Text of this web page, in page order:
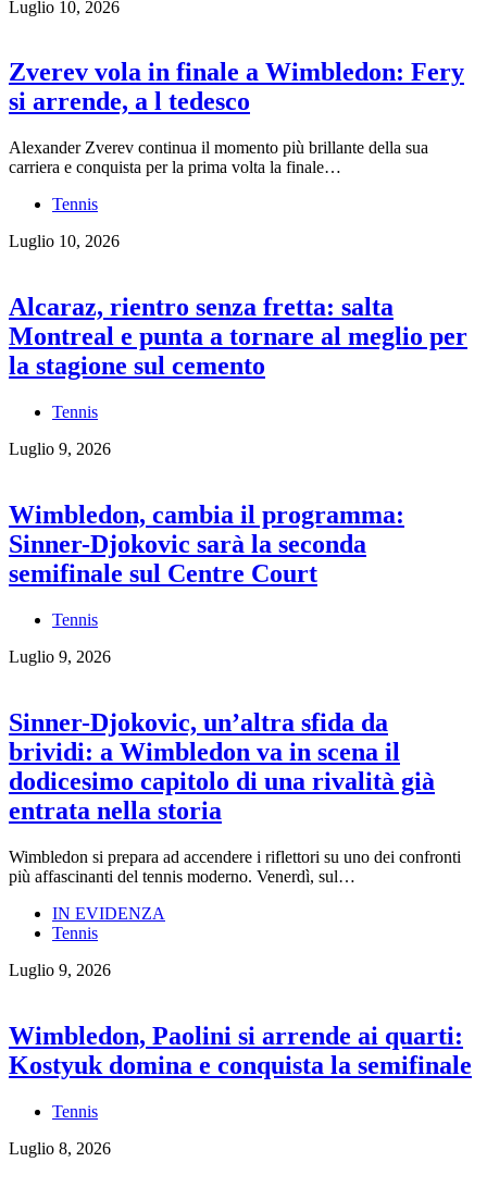
Luglio 10, 2026
Zverev vola in finale a Wimbledon: Fery
si arrende, a l tedesco
Alexander Zverev continua il momento più brillante della sua
carriera e conquista per la prima volta la finale…
Tennis
Luglio 10, 2026
Alcaraz, rientro senza fretta: salta
Montreal e punta a tornare al meglio per
la stagione sul cemento
Tennis
Luglio 9, 2026
Wimbledon, cambia il programma:
Sinner-Djokovic sarà la seconda
semifinale sul Centre Court
Tennis
Luglio 9, 2026
Sinner-Djokovic, un’altra sfida da
brividi: a Wimbledon va in scena il
dodicesimo capitolo di una rivalità già
entrata nella storia
Wimbledon si prepara ad accendere i riflettori su uno dei confronti
più affascinanti del tennis moderno. Venerdì, sul…
IN EVIDENZA
Tennis
Luglio 9, 2026
Wimbledon, Paolini si arrende ai quarti:
Kostyuk domina e conquista la semifinale
Tennis
Luglio 8, 2026